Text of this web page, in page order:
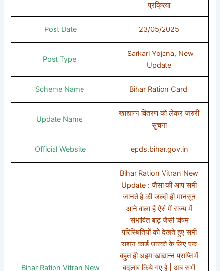
प्रक्रिया
Post Date 23/05/2025
Post Type
Sarkari Yojana, New
Update
Scheme Name Bihar Ration Card
Update Name
खाद्यान्न वितरण को लेकर जरुरी
सुचना
Official Website epds.bihar.gov.in
Bihar Ration Vitran New
Bihar Ration Vitran New
Update : जैसा की आप सभी
जानते है की जल्दी ही मानसून
आने वाला है ऐसे में राज्य में
संभावित बाढ़ जैसी विषम
परिस्थितियों को देखते हुए सभी
राशन कार्ड धारको के लिए एक
बहुत ही अहम खाद्यान्न प्राप्ति में
बदलाव किये गए है | अब सभी